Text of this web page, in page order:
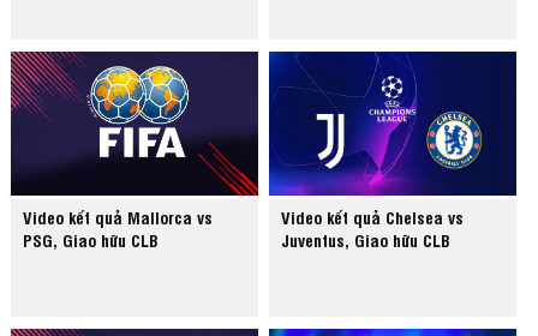
Video kết quả Mallorca vs
PSG, Giao hữu CLB
Video kết quả Chelsea vs
Juventus, Giao hữu CLB